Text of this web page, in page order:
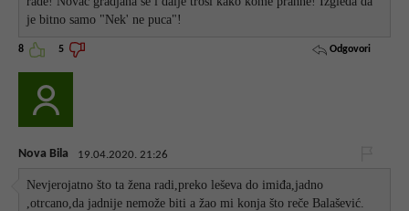
je bitno samo "Nek' ne puca"!
8 5 Odgovori
Nova Bila 19.04.2020. 21:26
Nevjerojatno što ta žena radi,preko leševa do imiđa,jadno
,otrcano,da jadnije nemože biti a žao mi konja što reče Balašević.